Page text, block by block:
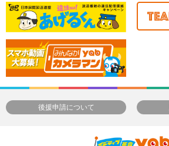
後援申請について